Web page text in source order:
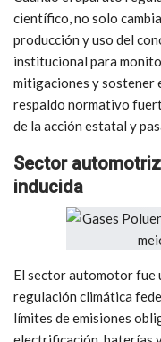
científico, no solo
producción y uso del
institucional para
mitigaciones y sostener
respaldo normativo
de la acción estatal y
Sector
inducida
El sector automotor fue
regulación climática
límites de emisiones